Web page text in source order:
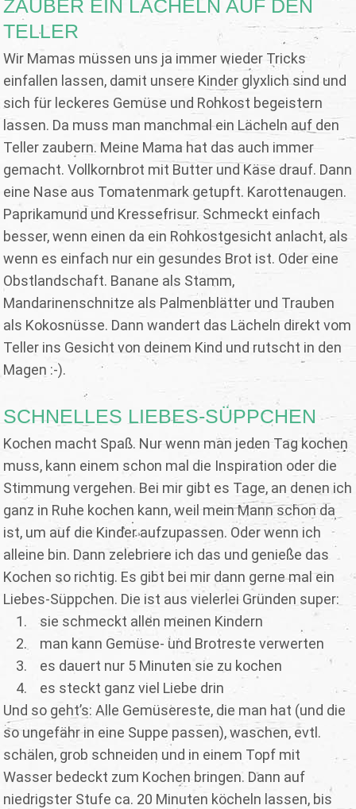
ZAUBER EIN LÄCHELN AUF DEN
TELLER
Wir Mamas müssen uns ja immer wieder Tricks
einfallen lassen, damit unsere Kinder glyxlich sind und
sich für leckeres Gemüse und Rohkost begeistern
lassen. Da muss man manchmal ein Lächeln auf den
Teller zaubern. Meine Mama hat das auch immer
gemacht. Vollkornbrot mit Butter und Käse drauf. Dann
eine Nase aus Tomatenmark getupft. Karottenaugen.
Paprikamund und Kressefrisur. Schmeckt einfach
besser, wenn einen da ein Rohkostgesicht anlacht, als
wenn es einfach nur ein gesundes Brot ist. Oder eine
Obstlandschaft. Banane als Stamm,
Mandarinenschnitze als Palmenblätter und Trauben
als Kokosnüsse. Dann wandert das Lächeln direkt vom
Teller ins Gesicht von deinem Kind und rutscht in den
Magen :-).
SCHNELLES LIEBES-SÜPPCHEN
Kochen macht Spaß. Nur wenn man jeden Tag kochen
muss, kann einem schon mal die Inspiration oder die
Stimmung vergehen. Bei mir gibt es Tage, an denen ich
ganz in Ruhe kochen kann, weil mein Mann schon da
ist, um auf die Kinder aufzupassen. Oder wenn ich
alleine bin. Dann zelebriere ich das und genieße das
Kochen so richtig. Es gibt bei mir dann gerne mal ein
Liebes-Süppchen. Die ist aus vielerlei Gründen super:
1. sie schmeckt allen meinen Kindern
2. man kann Gemüse- und Brotreste verwerten
3. es dauert nur 5 Minuten sie zu kochen
4. es steckt ganz viel Liebe drin
Und so geht’s: Alle Gemüsereste, die man hat (und die
so ungefähr in eine Suppe passen), waschen, evtl.
schälen, grob schneiden und in einem Topf mit
Wasser bedeckt zum Kochen bringen. Dann auf
niedrigster Stufe ca. 20 Minuten köcheln lassen, bis